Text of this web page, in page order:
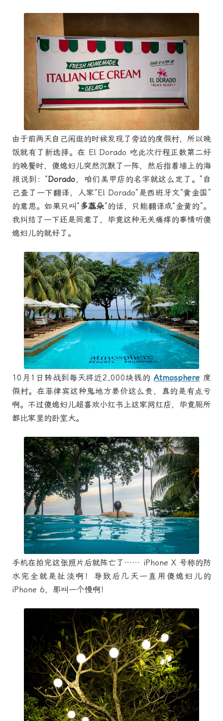
由于前两天自己闲逛的时候发现了旁边的度假村，所以晚
饭就有了新选择。在 El Dorado 吃此次行程正数第二好
的晚餐时，傻媳妇儿突然沉默了一阵，然后指着墙上的海
报说到：“Dorado，咱们美甲店的名字就这么定了。”自
己查了一下翻译，人家“El Dorado”是西班牙文“黄金国”
的意思。如果只叫“多蕊朵”的话，只能翻译成“金黄的”。
我纠结了一下还是同意了，毕竟这种无关痛痒的事情听傻
媳妇儿的就好了。
10月1日转战到每天将近2,000块钱的Atmosphere 度
假村。在菲律宾这种鬼地方要价这么贵，真的是有点亏
啊。不过傻媳妇儿超喜欢小红书上这家网红店，毕竟厕所
都比家里的卧室大。
手机在拍完这张照片后就阵亡了…… iPhone X 号称的防
水完全就是扯淡啊！导致后几天一直用傻媳妇儿的
iPhone 6，那叫一个慢啊！